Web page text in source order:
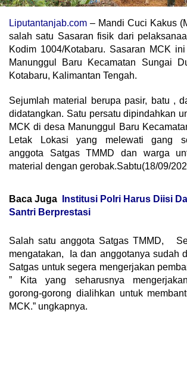
Liputantanjab.com – Mandi Cuci Kakus
salah satu Sasaran fisik dari
Kodim 1004/Kotabaru. Sasaran MCK
Manunggul Baru Kecamatan Sungai
Kotabaru, Kalimantan Tengah.
Sejumlah material berupa pasir, batu ,
didatangkan. Satu persatu dipindahkan
MCK di desa Manunggul Baru
Letak Lokasi yang melewati gang
anggota Satgas TMMD dan warga
material dengan gerobak.Sabtu(18/09/
Baca Juga
Institusi Polri Harus Diisi
Santri Berprestasi
Salah satu anggota Satgas TMMD,
mengatakan, Ia dan anggotanya sudah
Satgas untuk segera mengerjakan
” Kita yang seharusnya
gorong-gorong dialihkan untuk
MCK.” ungkapnya.